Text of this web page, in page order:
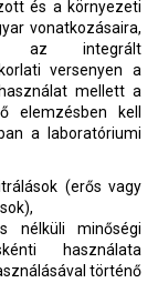
és a környezeti
vonatkozásaira,
az integrált
versenyen a
mellett a
elemzésben kell
a laboratóriumi
(erős vagy
nélküli minőségi
használata
történő